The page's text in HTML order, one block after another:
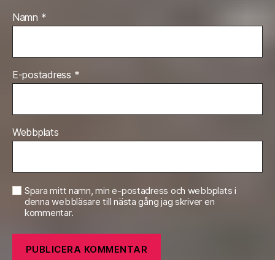
Namn *
E-postadress *
Webbplats
Spara mitt namn, min e-postadress och webbplats i
denna webbläsare till nästa gång jag skriver en
kommentar.